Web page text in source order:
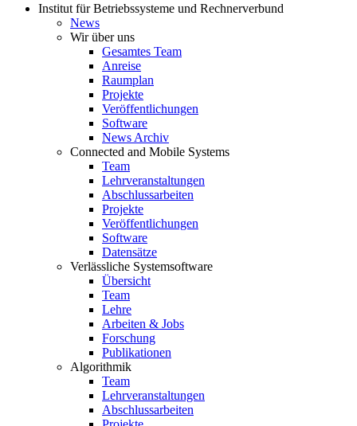
Institut für Betriebssysteme und Rechnerverbund
News
Wir über uns
Gesamtes Team
Anreise
Raumplan
Projekte
Veröffentlichungen
Software
News Archiv
Connected and Mobile Systems
Team
Lehrveranstaltungen
Abschlussarbeiten
Projekte
Veröffentlichungen
Software
Datensätze
Verlässliche Systemsoftware
Übersicht
Team
Lehre
Arbeiten & Jobs
Forschung
Publikationen
Algorithmik
Team
Lehrveranstaltungen
Abschlussarbeiten